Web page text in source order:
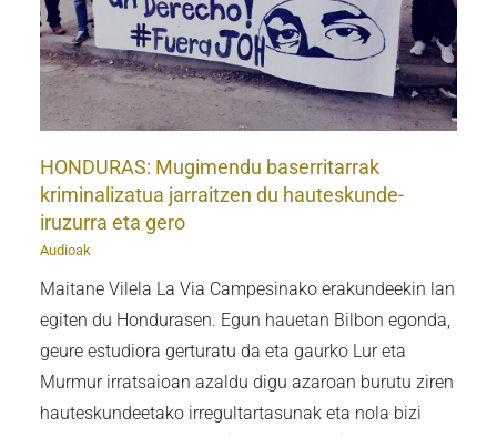
HONDURAS: Mugimendu baserritarrak
kriminalizatua jarraitzen du hauteskunde-
iruzurra eta gero
Audioak
Maitane Vilela La Via Campesinako erakundeekin lan
egiten du Hondurasen. Egun hauetan Bilbon egonda,
geure estudiora gerturatu da eta gaurko Lur eta
Murmur irratsaioan azaldu digu azaroan burutu ziren
hauteskundeetako irregultartasunak eta nola bizi